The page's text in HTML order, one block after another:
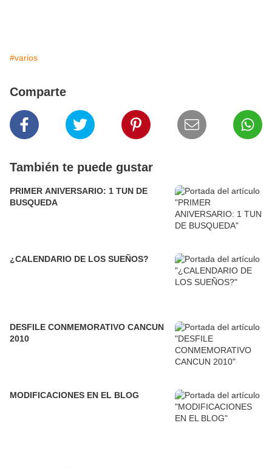
#varios
Comparte
También te puede gustar
PRIMER ANIVERSARIO: 1 TUN DE
BUSQUEDA
¿CALENDARIO DE LOS SUEÑOS?
DESFILE CONMEMORATIVO CANCUN
2010
MODIFICACIONES EN EL BLOG